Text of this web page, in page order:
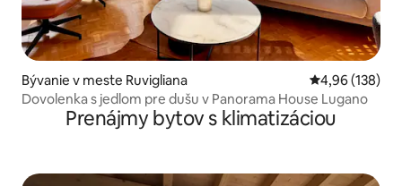
Bývanie v meste Ruvigliana Priemerné
4,96 (138)
Dovolenka s jedlom pre dušu v Panorama House Lugano
Prenájmy bytov s klimatizáciou